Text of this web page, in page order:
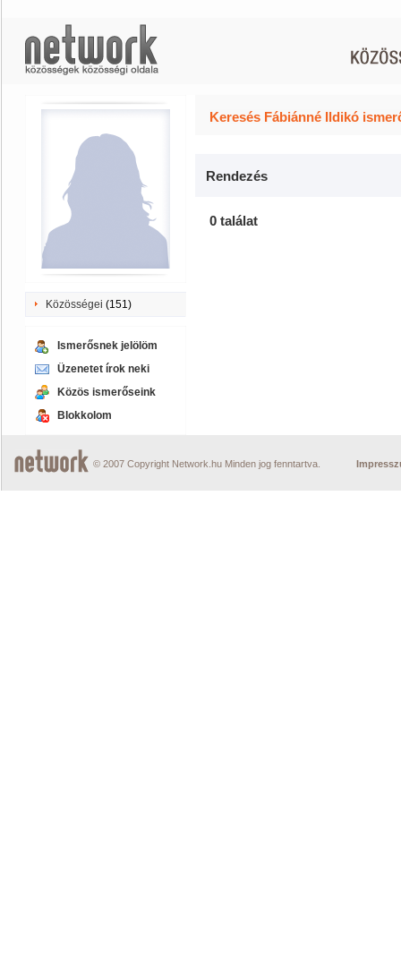
Közösségei (151)
Ismerősnek jelölöm
Üzenetet írok neki
Közös ismerőseink
Blokkolom
Keresés Fábiánné Ildikó
Rendezés
0 találat
© 2007 Copyright Network.hu Minden jog fenntartva.